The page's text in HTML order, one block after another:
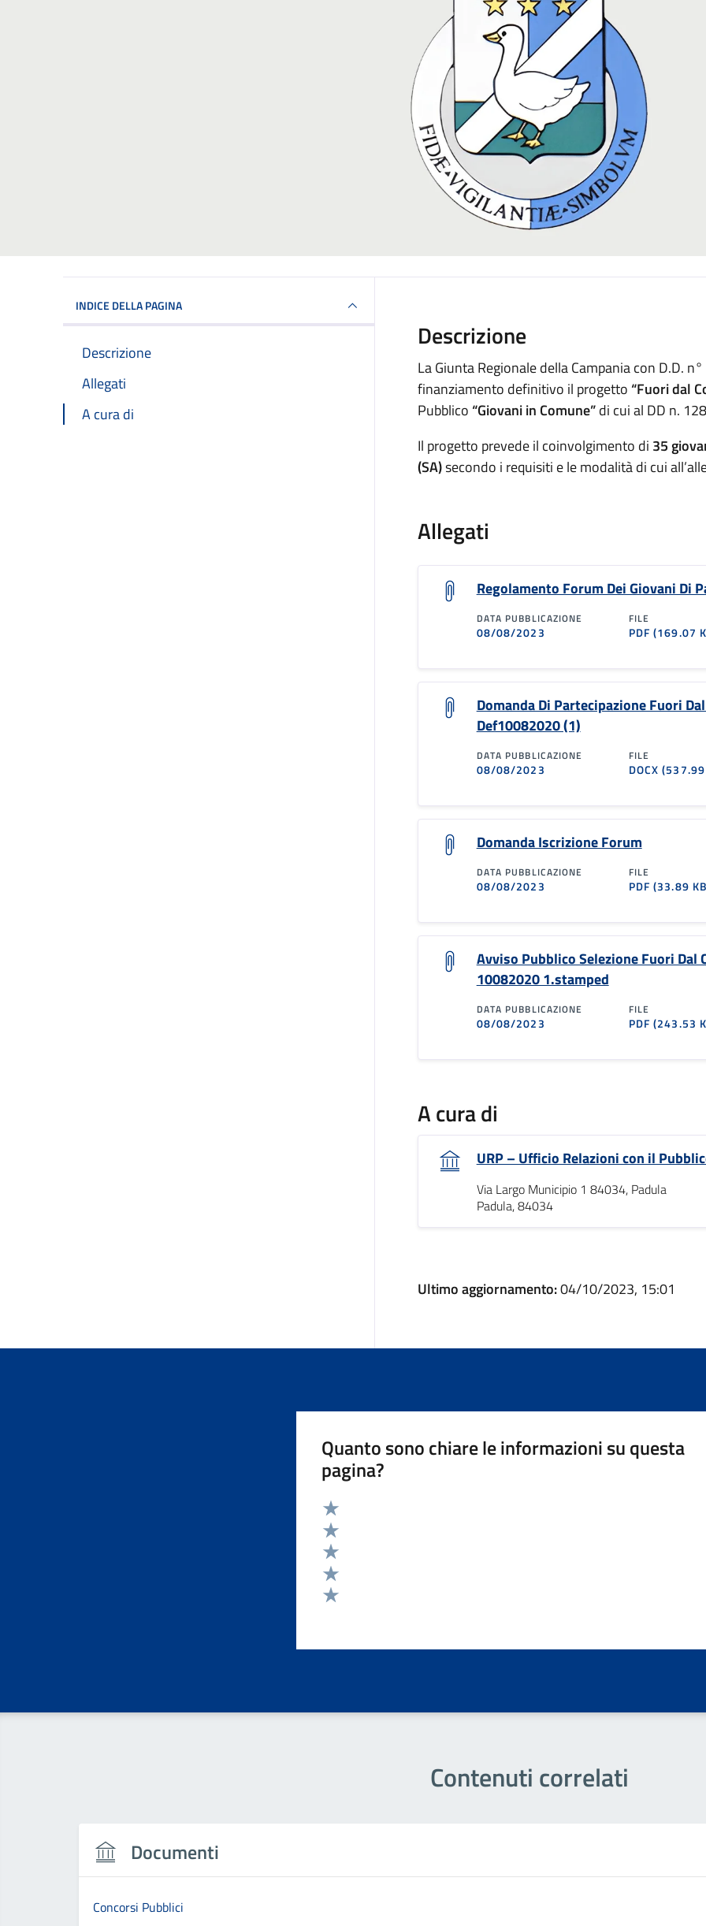
INDICE DELLA PAGINA
Descrizione
Allegati
A cura di
Descrizione
La Giunta Regionale della Campania con D.D.
finanziamento definitivo il progetto “Fuori dal
Pubblico “Giovani in Comune”di cui al DD n.
Il progetto prevede il coinvolgimento di 35
(SA)secondo i requisiti e le modalità di cui
Allegati
Regolamento Forum Dei Giovani Di
DATA PUBBLICAZIONE
08/08/2023
FILE
PDF(169.07
Domanda Di Partecipazione Fuori
Def10082020 (1)
DATA PUBBLICAZIONE
08/08/2023
FILE
DOCX
Domanda Iscrizione Forum
DATA PUBBLICAZIONE
08/08/2023
FILE
PDF(33.89
Avviso Pubblico Selezione Fuori Dal
10082020 1.stamped
DATA PUBBLICAZIONE
08/08/2023
FILE
PDF(243.53
A cura di
URP – Ufficio Relazioni con il
Via Largo Municipio 1 84034, Padula
Padula, 84034
Ultimo aggiornamento:04/10/2023, 15:01
Quanto sono chiare le informazioni su questa
pagina?
Valuta 5 stelle su 5
Valuta 4 stelle su 5
Valuta 3 stelle su 5
Valuta 2 stelle su 5
Contenuti correlati
Documenti
Concorsi Pubblici